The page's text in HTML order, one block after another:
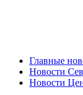
Главные
Новости
Новости